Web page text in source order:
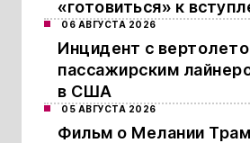
«готовиться» к
06 АВГУСТА 2026
Инцидент с
пассажирским
в США
05 АВГУСТА 2026
Фильм о Мелании